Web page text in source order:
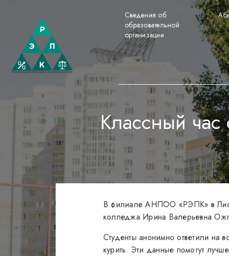
Сведения об
образовательной
организации
Классный
В филиале АНПОО «РЭПК» в
колледжа Ирина Валерьевна
Студенты анонимно ответили на
курить. Эти данные помогут